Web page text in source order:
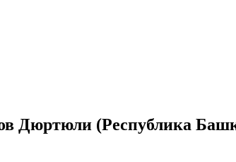
Дюртюли (Республика